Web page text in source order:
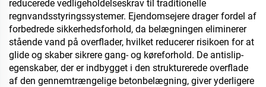
reducerede vedligeholdelseskrav til traditionelle
regnvandsstyringssystemer. Ejendomsejere drager fordel af
forbedrede sikkerhedsforhold, da belægningen eliminerer
stående vand på overflader, hvilket reducerer risikoen for at
glide og skaber sikrere gang- og køreforhold. De antislip-
egenskaber, der er indbygget i den strukturerede overflade
af den gennemtrængelige betonbelægning, giver yderligere